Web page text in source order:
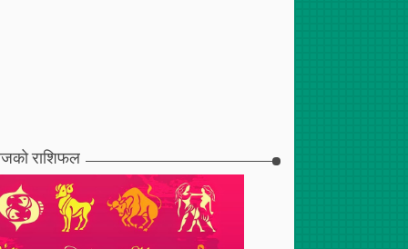
राशिफल